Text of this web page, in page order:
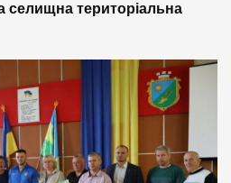
селищна територіальна